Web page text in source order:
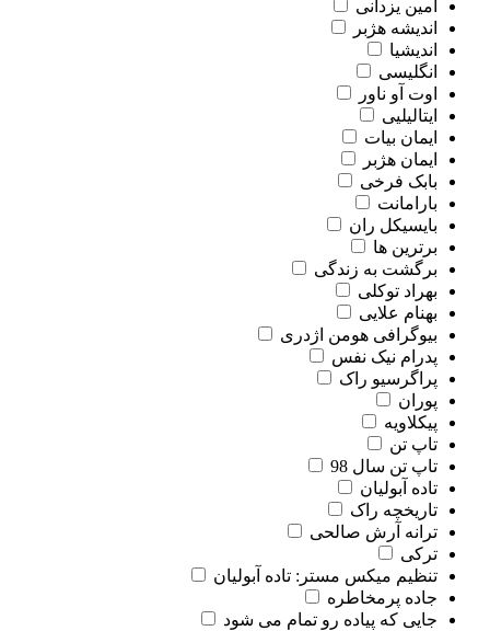
امین یزدانی
اندیشه هژبر
اندیشیا
انگلیسی
اوت آو ناور
ایتالیلیی
ایمان بیات
ایمان هژبر
بابک فرخی
بارامانت
بایسیکل ران
برترین ها
برگشت به زندگی
بهراد توکلی
بهنام علایی
بیوگرافی هومن اژدری
پدرام نیک نفس
پراگرسیو راک
پوران
پیکلاویه
تاپ تن
تاپ تن سال 98
تاده آبولیان
تاریخچه راک
ترانه آرش صالحی
ترکی
تنظیم میکس مستر: تاده آبولیان
جاده پرمخاطره
جایی که پیاده رو تمام می شود